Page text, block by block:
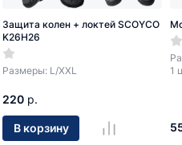
Защита колен + локтей SCOYCO
K26H26
Размеры: L/ХХL
220 р.
В корзину
1